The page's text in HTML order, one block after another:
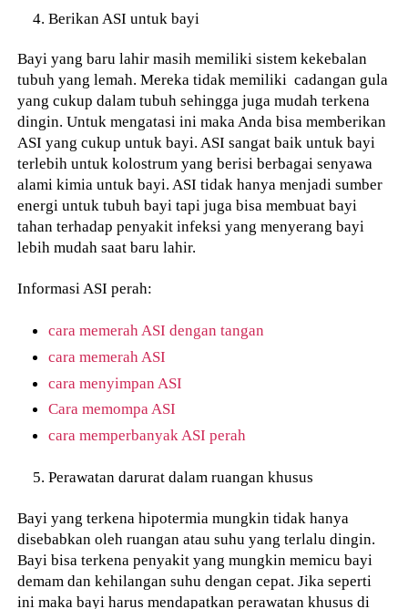
Berikan ASI untuk bayi
Bayi yang baru lahir masih memiliki sistem kekebalan
tubuh yang lemah. Mereka tidak memiliki cadangan gula
yang cukup dalam tubuh sehingga juga mudah terkena
dingin. Untuk mengatasi ini maka Anda bisa memberikan
ASI yang cukup untuk bayi. ASI sangat baik untuk bayi
terlebih untuk kolostrum yang berisi berbagai senyawa
alami kimia untuk bayi. ASI tidak hanya menjadi sumber
energi untuk tubuh bayi tapi juga bisa membuat bayi
tahan terhadap penyakit infeksi yang menyerang bayi
lebih mudah saat baru lahir.
Informasi ASI perah:
cara memerah ASI dengan tangan
cara memerah ASI
cara menyimpan ASI
Cara memompa ASI
cara memperbanyak ASI perah
Perawatan darurat dalam ruangan khusus
Bayi yang terkena hipotermia mungkin tidak hanya
disebabkan oleh ruangan atau suhu yang terlalu dingin.
Bayi bisa terkena penyakit yang mungkin memicu bayi
demam dan kehilangan suhu dengan cepat. Jika seperti
ini maka bayi harus mendapatkan perawatan khusus di